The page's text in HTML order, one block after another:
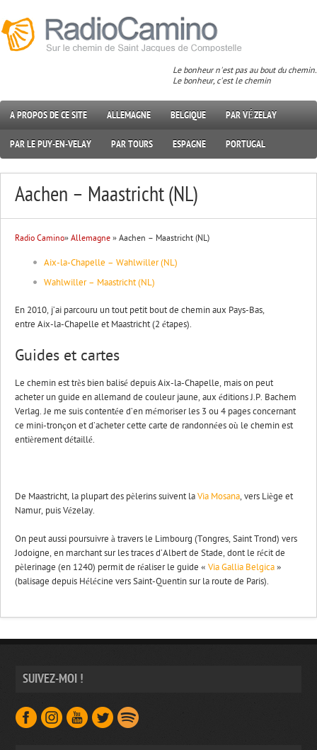
Le bonheur n'est pas au bout du chemin.
Le bonheur, c'est le chemin
A PROPOS DE CE SITE ALLEMAGNE BELGIQUE PAR VÉZELAY
PAR LE PUY-EN-VELAY PAR TOURS ESPAGNE PORTUGAL
Aachen – Maastricht (NL)
Radio Camino» Allemagne » Aachen – Maastricht (NL)
Aix-la-Chapelle – Wahlwiller (NL)
Wahlwiller – Maastricht (NL)
En 2010, j’ai parcouru un tout petit bout de chemin aux Pays-Bas,
entre Aix-la-Chapelle et Maastricht (2 étapes).
Guides et cartes
Le chemin est très bien balisé depuis Aix-la-Chapelle, mais on peut
acheter un guide en allemand de couleur jaune, aux éditions J.P. Bachem
Verlag. Je me suis contentée d’en mémoriser les 3 ou 4 pages concernant
ce mini-tronçon et d’acheter cette carte de randonnées où le chemin est
entièrement détaillé.
De Maastricht, la plupart des pèlerins suivent laVia Mosana, vers Liège et
Namur, puis Vézelay.
On peut aussi poursuivre à travers le Limbourg (Tongres, Saint Trond) vers
Jodoigne, en marchant sur les traces d’Albert de Stade, dont le récit de
pèlerinage (en 1240) permit de réaliser le guide « Via Gallia Belgica»
(balisage depuis Hélécine vers Saint-Quentin sur la route de Paris).
SUIVEZ-MOI !